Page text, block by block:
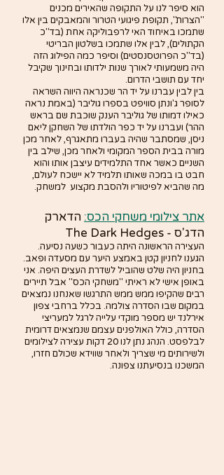
הוא סיפר לנו על התקופה שהאירים מכנים
"הצרות", תקופת פיגועי הטרור והמאבקים בין אלו
שתמכו באיחוד האי לרפבוליקה אחת (בד"כ
הקתולים), לבין אלו שתמכו בשלטון הבריטי
(בד"כ הפרוטסנסטים) וסיפר כמה הפילוג הזה
היה משמעותי לאורך שנות ילדותו ובחינוך שקיבל
יחד עם תושבי הדרום.
בין לבין עברנו על יד הר שכנראה היווה השראה
לסופר ג'ונתן סוויפט בספרו גוליבר (באמת נראה
כאילו דמותו של גוליבר הענק שוכבת שם בראש
ההר) ועברנו על יד כפר הולדתו של השחקן ליאם
ניסן, שמסתבר שהיה בעברו מתאגרף, לאחר מכן
מורה בבית הספר המקומי ולאחר מכן, שילב בין
השניים כאשר אחד התלמידים עיצבן אותו והוא
חבט בו במכה שאותו תלמיד לא יישכח לעולם,
מה שהביא לפיטוריו ולהסבת מקצוע  למשחק.
אתר צילומי משחקי הכס: הדארק
הדג'ס - The Dark Hedges
העצירה הראשונה היתה כעבור כשעה נסיעה.
הגענו לחניון קטן באמצע היער עם מסעדה ופאב.
בחניון היה שלט שהוביל לשדרת העצים היפה. אני
באופן אישי לא ראיתי "משחקי הכס" אבל תיירים
רבים שהקיפו ממש ממש התרגשו שאנחנו נמצאים
במקום שבו הסדרה צולמה. בכלל ברחבי צפון
אירלנד יש מספר מוקדי עלייה לרגל למעריצי
הסדרה, כולל האולפנים עצמם שנמצאים דרומית
לבלפסט. הנהג נתן לנו 20 דקות עצירה לצילומים
ולשירותים מי שצריך ולאחר שווידא שכולם חזרו,
המשכנו בנסיעתנו צפונה.